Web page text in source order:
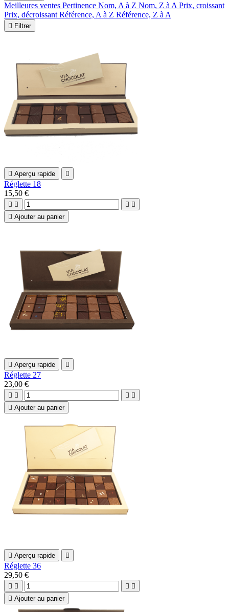
Meilleures ventes Pertinence Nom, A à Z Nom, Z à A Prix, croissant
Prix, décroissant Référence, A à Z Référence, Z à A
 Filtrer
 Aperçu rapide 
Réglette 18
15,50 €
   
 Ajouter au panier
 Aperçu rapide 
Réglette 27
23,00 €
   
 Ajouter au panier
 Aperçu rapide 
Réglette 36
29,50 €
   
 Ajouter au panier